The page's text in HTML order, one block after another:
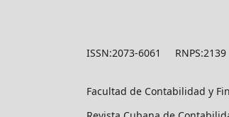
ISSN:2073-6061 RNPS:2139
Facultad de Contabilidad y